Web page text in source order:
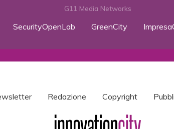
G11 Media Networks
SecurityOpenLab GreenCity
Redazione Copyright